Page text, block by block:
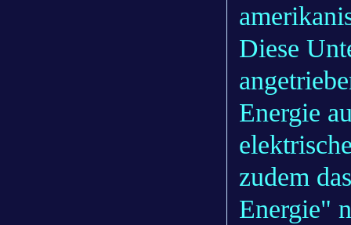
Diese
Energie
zudem
Energie"